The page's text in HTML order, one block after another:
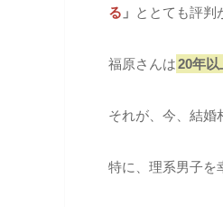
る 」 ととても評判
福原さんは20年以
それが、今、結婚
特に、理系男子を